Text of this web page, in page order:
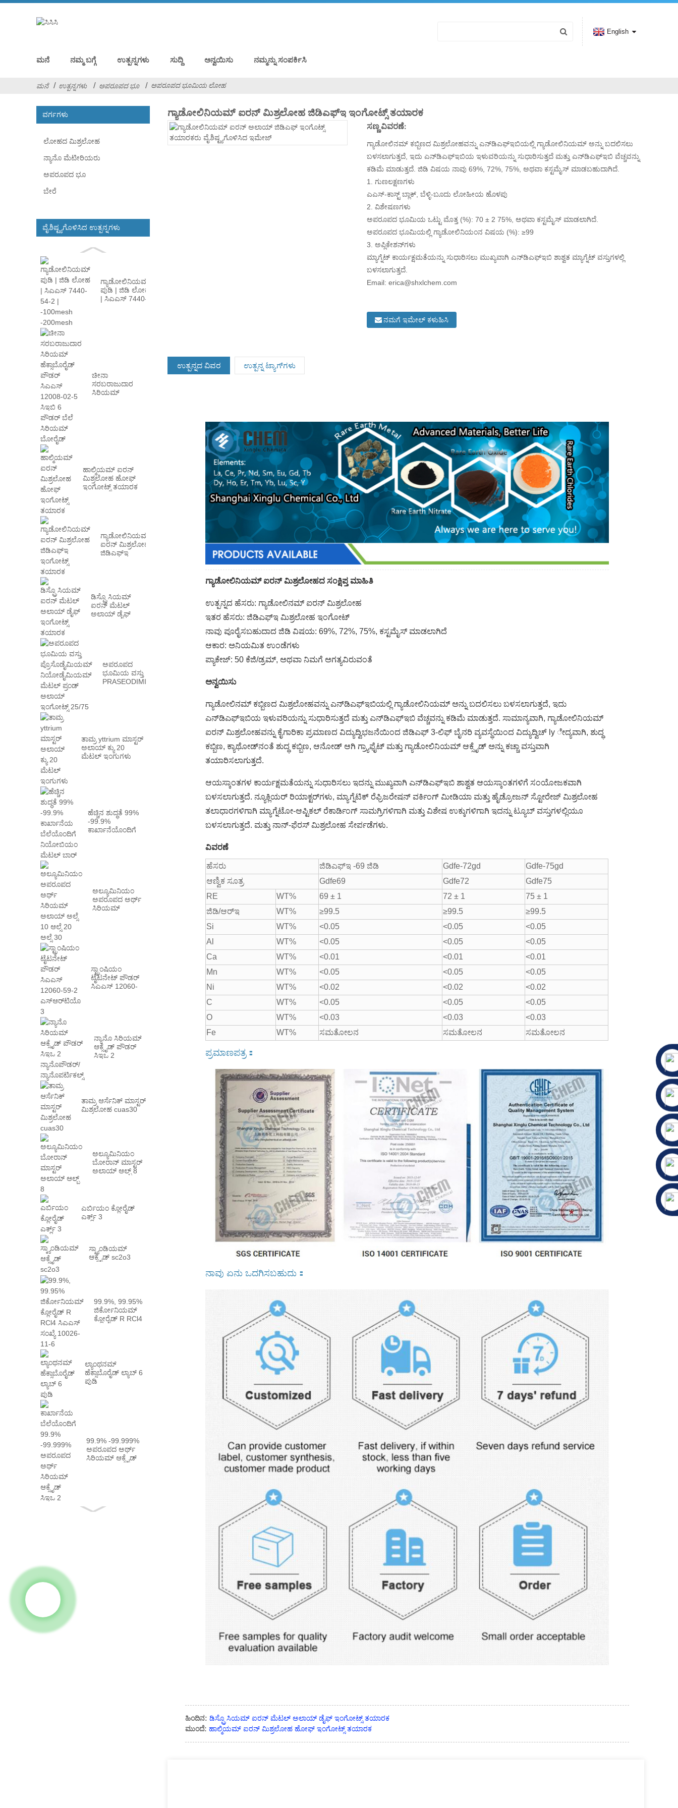
ಮನೆ ನಮ್ಮ ಬಗ್ಗೆ ಉತ್ಪನ್ನಗಳು ಸುದ್ದಿ ಅನ್ವಯಿಸು ನಮ್ಮನ್ನು ಸಂಪರ್ಕಿಸಿ
English
ಮನೆ ಉತ್ಪನ್ನಗಳು ಅಪರೂಪದ ಭೂ ಅಪರೂಪದ ಭೂಮಿಯ ಲೋಹ
ವರ್ಗಗಳು
ಲೋಹದ ಮಿಶ್ರಲೋಹ
ನ್ಯಾನೊ ಮೆಟೀರಿಯರು
ಅಪರೂಪದ ಭೂ
ಬೇರೆ
ವೈಶಿಷ್ಟ್ಯಗೊಳಿಸಿದ ಉತ್ಪನ್ನಗಳು
ಗ್ಯಾಡೋಲಿನಿಯಮ್
ಪುಡಿ | ಜಿಡಿ ಲೋಹ
| ಸಿಎಎಸ್ 7440-
ಚೀನಾ
ಸರಬರಾಜುದಾರ
ಸಿರಿಯಮ್
ಹಾಲ್ಮಿಯಮ್ ಐರನ್
ಮಿಶ್ರಲೋಹ ಹೋಫ್
ಇಂಗೋಟ್ಸ್ ತಯಾರಕ
ಗ್ಯಾಡೋಲಿನಿಯಮ್
ಐರನ್ ಮಿಶ್ರಲೋಹ
ಜಿಡಿಎಫ್‌ಇ
ಡಿಸ್ಪ್ರೊಸಿಯಮ್
ಐರನ್ ಮೆಟಲ್
ಅಲಾಯ್ ಡೈಫ್
ಅಪರೂಪದ
ಭೂಮಿಯ ವಸ್ತು
PRASEODIMIUM
ತಾಮ್ರ yttrium ಮಾಸ್ಟರ್
ಅಲಾಯ್ ಕ್ಯು 20
ಮೆಟಲ್ ಇಂಗುಗಳು
ಹೆಚ್ಚಿನ ಶುದ್ಧತೆ 99%
-99.9%
ಕಾರ್ಖಾನೆಯೊಂದಿಗೆ
ಅಲ್ಯೂಮಿನಿಯಂ
ಅಪರೂಪದ ಅರ್ಥ್
ಸಿರಿಯಮ್
ಸ್ಟ್ರಾಂಷಿಯಂ
ಟೈಟನೇಟ್ ಪೌಡರ್
ಸಿಎಎಸ್ 12060-
ನ್ಯಾನೊ ಸಿರಿಯಮ್
ಆಕ್ಸೈಡ್ ಪೌಡರ್
ಸಿಇಒ 2
ತಾಮ್ರ ಆರ್ಸೆನಿಕ್ ಮಾಸ್ಟರ್
ಮಿಶ್ರಲೋಹ cuas30
ಅಲ್ಯೂಮಿನಿಯಂ
ಬೋರಾನ್ ಮಾಸ್ಟರ್
ಅಲಾಯ್ ಆಲ್ಬ್ 8
ಎರ್ಬಿಯಂ ಕ್ಲೋರೈಡ್
ಎರ್ಕ್ಲ್ 3
ಸ್ಕ್ಯಾಂಡಿಯಮ್
ಆಕ್ಸೈಡ್ sc2o3
99.9%, 99.95%
ಜಿರ್ಕೋನಿಯಮ್
ಕ್ಲೋರೈಡ್ R RCl4
ಲ್ಯಾಂಥನಮ್
ಹೆಕ್ಸಾಬೊರೈಡ್ ಲ್ಯಾಬ್ 6
ಪುಡಿ
99.9% -99.999%
ಅಪರೂಪದ ಅರ್ಥ್
ಸಿರಿಯಮ್ ಆಕ್ಸೈಡ್
ಗ್ಯಾಡೋಲಿನಿಯಮ್ ಐರನ್ ಮಿಶ್ರಲೋಹ ಜಿಡಿಎಫ್‌ಇ ಇಂಗೋಟ್ಸ್ ತಯಾರಕ
ಸಣ್ಣ ವಿವರಣೆ:
ಗ್ಯಾಡೋಲಿನಮ್ ಕಬ್ಬಿಣದ ಮಿಶ್ರಲೋಹವನ್ನು ಎನ್‌ಡಿಎಫ್‌ಇಬಿಯಲ್ಲಿ ಗ್ಯಾಡೋಲಿನಿಯಮ್ ಅನ್ನು ಬದಲಿಸಲು
ಬಳಸಲಾಗುತ್ತದೆ, ಇದು ಎನ್‌ಡಿಎಫ್‌ಇಬಿಯ ಇಳುವರಿಯನ್ನು ಸುಧಾರಿಸುತ್ತದೆ ಮತ್ತು ಎನ್‌ಡಿಎಫ್‌ಇಬಿ ವೆಚ್ಚವನ್ನು
ಕಡಿಮೆ ಮಾಡುತ್ತದೆ. ಜಿಡಿ ವಿಷಯ ನಾವು 69%, 72%, 75%, ಅಥವಾ ಕಸ್ಟಮೈಸ್ ಮಾಡಬಹುದಾಗಿದೆ.
1. ಗುಣಲಕ್ಷಣಗಳು
ಎಎಸ್-ಕಾಸ್ಟ್ ಬ್ಲಾಕ್, ಬೆಳ್ಳಿ-ಬೂದು ಲೋಹೀಯ ಹೊಳಪು
2. ವಿಶೇಷಣಗಳು
ಅಪರೂಪದ ಭೂಮಿಯ ಒಟ್ಟು ಮೊತ್ತ (%): 70 ± 2 75%, ಅಥವಾ ಕಸ್ಟಮೈಸ್ ಮಾಡಲಾಗಿದೆ.
ಅಪರೂಪದ ಭೂಮಿಯಲ್ಲಿ ಗ್ಯಾಡೋಲಿನಿಯಂನ ವಿಷಯ (%): ≥99
3. ಅಪ್ಲಿಕೇಶನ್‌ಗಳು
ಮ್ಯಾಗ್ನೆಟ್ ಕಾರ್ಯಕ್ಷಮತೆಯನ್ನು ಸುಧಾರಿಸಲು ಮುಖ್ಯವಾಗಿ ಎನ್‌ಡಿಎಫ್‌ಇಬಿ ಶಾಶ್ವತ ಮ್ಯಾಗ್ನೆಟ್ ವಸ್ತುಗಳಲ್ಲಿ
ಬಳಸಲಾಗುತ್ತದೆ.
Email: erica@shxlchem.com
ನಮಗೆ ಇಮೇಲ್ ಕಳುಹಿಸಿ
ಉತ್ಪನ್ನದ ವಿವರ ಉತ್ಪನ್ನ ಟ್ಯಾಗ್‌ಗಳು
ಗ್ಯಾಡೋಲಿನಿಯಮ್ ಐರನ್ ಮಿಶ್ರಲೋಹದ ಸಂಕ್ಷಿಪ್ತ ಮಾಹಿತಿ
ಉತ್ಪನ್ನದ ಹೆಸರು: ಗ್ಯಾಡೋಲಿನಮ್ ಐರನ್ ಮಿಶ್ರಲೋಹ
ಇತರ ಹೆಸರು: ಜಿಡಿಎಫ್‌ಇ ಮಿಶ್ರಲೋಹ ಇಂಗೋಟ್
ನಾವು ಪೂರೈಸಬಹುದಾದ ಜಿಡಿ ವಿಷಯ: 69%, 72%, 75%, ಕಸ್ಟಮೈಸ್ ಮಾಡಲಾಗಿದೆ
ಆಕಾರ: ಅನಿಯಮಿತ ಉಂಡೆಗಳು
ಪ್ಯಾಕೇಜ್: 50 ಕೆಜಿ/ಡ್ರಮ್, ಅಥವಾ ನಿಮಗೆ ಅಗತ್ಯವಿರುವಂತೆ
ಅನ್ವಯಿಸು
ಗ್ಯಾಡೋಲಿನಮ್ ಕಬ್ಬಿಣದ ಮಿಶ್ರಲೋಹವನ್ನು ಎನ್‌ಡಿಎಫ್‌ಇಬಿಯಲ್ಲಿ ಗ್ಯಾಡೋಲಿನಿಯಮ್ ಅನ್ನು ಬದಲಿಸಲು ಬಳಸಲಾಗುತ್ತದೆ, ಇದು
ಎನ್‌ಡಿಎಫ್‌ಇಬಿಯ ಇಳುವರಿಯನ್ನು ಸುಧಾರಿಸುತ್ತದೆ ಮತ್ತು ಎನ್‌ಡಿಎಫ್‌ಇಬಿ ವೆಚ್ಚವನ್ನು ಕಡಿಮೆ ಮಾಡುತ್ತದೆ. ಸಾಮಾನ್ಯವಾಗಿ, ಗ್ಯಾಡೋಲಿನಿಯಮ್
ಐರನ್ ಮಿಶ್ರಲೋಹವನ್ನು ಕೈಗಾರಿಕಾ ಪ್ರಮಾಣದ ವಿದ್ಯುದ್ವಿಭಜನೆಯಿಂದ ಜಿಡಿಎಫ್ 3-ಲಿಫ್ ಬೈನರಿ ವ್ಯವಸ್ಥೆಯಿಂದ ವಿದ್ಯುದ್ವಿಚ್ ly ೇದ್ಯವಾಗಿ, ಶುದ್ಧ
ಕಬ್ಬಿಣ, ಕ್ಯಾಥೋಡ್‌ನಂತೆ ಶುದ್ಧ ಕಬ್ಬಿಣ, ಆನೋಡ್ ಆಗಿ ಗ್ರ್ಯಾಫೈಟ್ ಮತ್ತು ಗ್ಯಾಡೋಲಿನಿಯಮ್ ಆಕ್ಸೈಡ್ ಅನ್ನು ಕಚ್ಚಾ ವಸ್ತುವಾಗಿ
ತಯಾರಿಸಲಾಗುತ್ತದೆ.
ಆಯಸ್ಕಾಂತಗಳ ಕಾರ್ಯಕ್ಷಮತೆಯನ್ನು ಸುಧಾರಿಸಲು ಇದನ್ನು ಮುಖ್ಯವಾಗಿ ಎನ್‌ಡಿಎಫ್‌ಇಬಿ ಶಾಶ್ವತ ಆಯಸ್ಕಾಂತಗಳಿಗೆ ಸಂಯೋಜಕವಾಗಿ
ಬಳಸಲಾಗುತ್ತದೆ. ನ್ಯೂಕ್ಲಿಯರ್ ರಿಯಾಕ್ಟರ್‌ಗಳು, ಮ್ಯಾಗ್ನೆಟಿಕ್ ರೆಫ್ರಿಜರೇಷನ್ ವರ್ಕಿಂಗ್ ಮೀಡಿಯಾ ಮತ್ತು ಹೈಡ್ರೋಜನ್ ಸ್ಟೋರೇಜ್ ಮಿಶ್ರಲೋಹ
ತಲಾಧಾರಗಳಿಗಾಗಿ ಮ್ಯಾಗ್ನೆಟೋ-ಆಪ್ಟಿಕಲ್ ರೆಕಾರ್ಡಿಂಗ್ ಸಾಮಗ್ರಿಗಳಿಗಾಗಿ ಮತ್ತು ವಿಶೇಷ ಉಕ್ಕುಗಳಿಗಾಗಿ ಇದನ್ನು ಟ್ಯೂಬ್ ವಸ್ತುಗಳಲ್ಲಿಯೂ
ಬಳಸಲಾಗುತ್ತದೆ. ಮತ್ತು ನಾನ್-ಫೆರಸ್ ಮಿಶ್ರಲೋಹ ಸೇರ್ಪಡೆಗಳು.
ವಿವರಣೆ
ಹೆಸರು ಜಿಡಿಎಫ್‌ಇ -69 ಜಿಡಿ Gdfe-72gd
Gdfe-75gd
ಆಣ್ವಿಕ ಸೂತ್ರ
Gdfe69 Gdfe72
Gdfe75
RE
WT% 69 ± 1 72 ± 1
75 ± 1
ಜಿಡಿ/ಆರ್‌ಇ
WT% ≥99.5 ≥99.5
≥99.5
Si
WT% <0.05 <0.05
<0.05
Al
WT% <0.05 <0.05
<0.05
Ca
WT% <0.01 <0.01
<0.01
Mn
WT% <0.05 <0.05
<0.05
Ni
WT% <0.02 <0.02
<0.02
C
WT% <0.05 <0.05
<0.05
O
WT% <0.03 <0.03
<0.03
Fe
WT% ಸಮತೋಲನ ಸಮತೋಲನ ಸಮತೋಲನ
ಪ್ರಮಾಣಪತ್ರ：
ನಾವು ಏನು ಒದಗಿಸಬಹುದು ：
ಹಿಂದಿನ: ಡಿಸ್ಪ್ರೊಸಿಯಮ್ ಐರನ್ ಮೆಟಲ್ ಅಲಾಯ್ ಡೈಫ್ ಇಂಗೋಟ್ಸ್ ತಯಾರಕ
ಮುಂದೆ: ಹಾಲ್ಮಿಯಮ್ ಐರನ್ ಮಿಶ್ರಲೋಹ ಹೋಫ್ ಇಂಗೋಟ್ಸ್ ತಯಾರಕ